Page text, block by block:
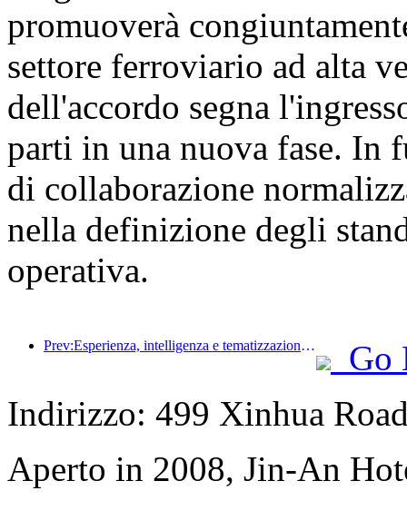
promuoverà
settore ferroviario ad alta
dell'accordo segna
parti in una nuova fase. In
di collaborazione
nella definizione degli
operativa.
Prev:Esperienza, intelligenza e tematizzazione sono le soluzioni per gli hotel della nuova era
Go
Indirizzo: 499 Xinhua
Aperto in 2008, Jin-An